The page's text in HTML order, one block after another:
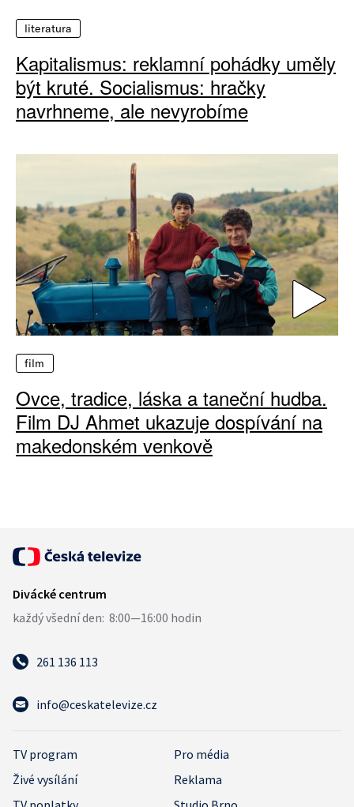
literatura
Kapitalismus: reklamní pohádky uměly
být kruté. Socialismus: hračky
navrhneme, ale nevyrobíme
film
Ovce, tradice, láska a taneční hudba.
Film DJ Ahmet ukazuje dospívání na
makedonském venkově
261 136 113
info@ceskatelevize.cz
TV program
Pro média
Živé vysílání
Reklama